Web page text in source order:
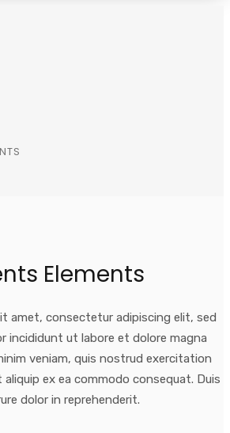
Elements
amet, consectetur adipiscing elit, sed
incididunt ut labore et dolore magna
veniam, quis nostrud exercitation
aliquip ex ea commodo consequat. Duis
dolor in reprehenderit.